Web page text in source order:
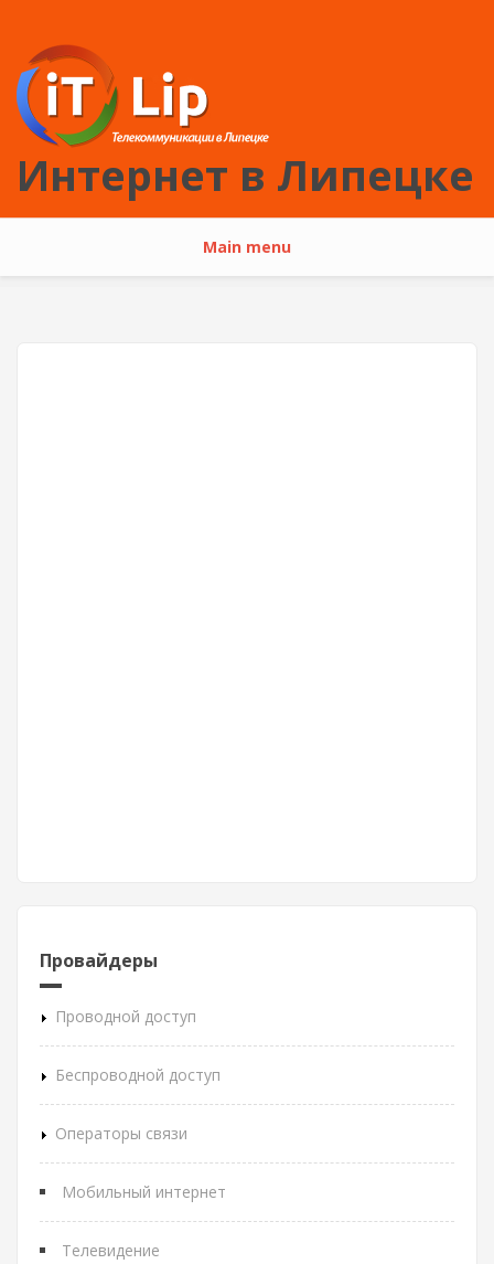
Интернет в Липецке
Main menu
Провайдеры
Проводной доступ
Беспроводной доступ
Операторы связи
Мобильный интернет
Телевидение